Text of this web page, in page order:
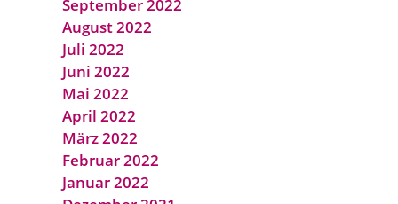
September 2022
August 2022
Juli 2022
Juni 2022
Mai 2022
April 2022
März 2022
Februar 2022
Januar 2022